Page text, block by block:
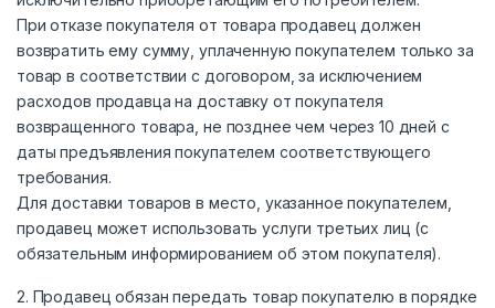
При отказе покупателя от товара продавец должен
возвратить ему сумму, уплаченную покупателем только за
товар в соответствии с договором, за исключением
расходов продавца на доставку от покупателя
возвращенного товара, не позднее чем через 10 дней с
даты предъявления покупателем соответствующего
требования.
Для доставки товаров в место, указанное покупателем,
продавец может использовать услуги третьих лиц (с
обязательным информированием об этом покупателя).
2. Продавец обязан передать товар покупателю в порядке